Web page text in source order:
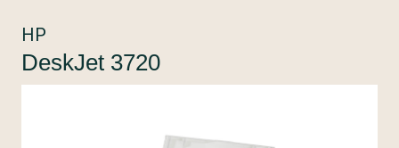
HP
DeskJet 3720